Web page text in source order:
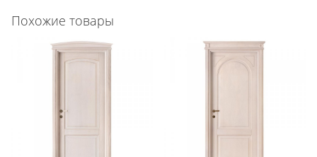
14
Похожие товары